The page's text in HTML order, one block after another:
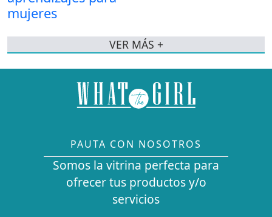
VER MÁS +
PAUTA CON NOSOTROS
Somos la vitrina perfecta para
ofrecer tus productos y/o
servicios